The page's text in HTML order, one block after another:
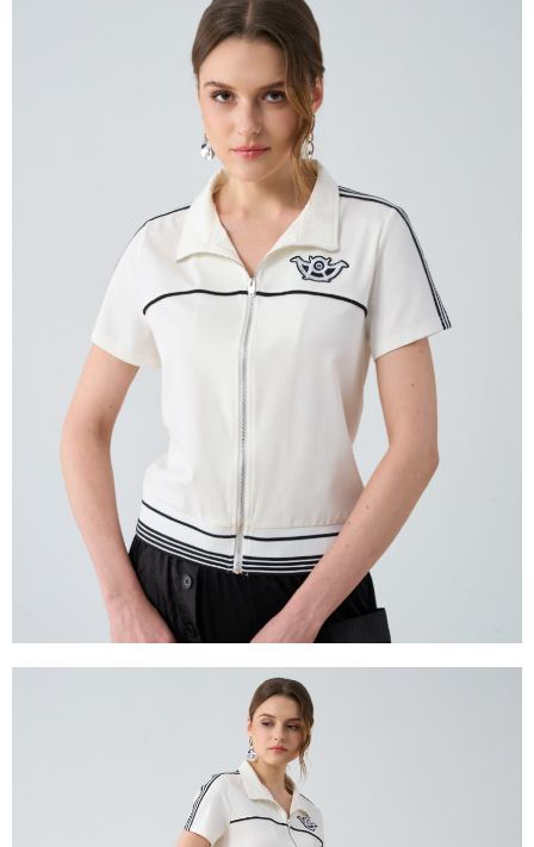
1.分期款項不併入電信帳單，「大哥付你分期」於每月結算日後寄送繳費提
2.透過簡訊連結打開帳單後，可選擇「超商條碼／台灣大直營門市／銀行轉
帳／街口支付／iPASS MONEY」等通路繳費。
1.本服務係由「台灣大哥大股份有限公司」（以下簡稱本公司）所提供，讓
用戶於交易時，得透過本服務購買商品或服務，並由商店將買賣／分期付款
買賣價金債權讓與本公司後，依約使用本公司帳單繳交帳款。
2.基於同意付款使用「大哥付你分期」之契約關係目的，商店將以您的個人
資料（包含姓名、電話或地址）提供予台灣大哥大進項蒐集、處理及利用，
由本公司與您本人進行分期帳單所需資料之確認、核對及更正。
3.完整用戶服務條款，請詳閱以下連結：https://oppay.tw/userRule
３．安心：先確認商品／服務後，再付款。
【「AFTEE先享後付」結帳流程】
１．於結帳方式選擇「AFTEE先享後付」後，將跳轉至「AFTEE先享後付」
結帳頁面，進行簡訊認證並確認金額後，即可完成結帳。
２．訂單成立數日內，您將收到繳費通知簡訊。
３．收到繳費通知簡訊後14天內，點擊此簡訊中的連結，可透過四大超商／
ATM／網路銀行／等多元方式進行付款，方視為交易完成。
※ 請注意：結帳手續完成當下不需立刻繳費，但若您需要取消訂單，請聯絡
購買商品的店家。未經商家同意取消之訂單仍視為有效，需透過AFTEE先享
後付繳納相關費用。
※ 交易是否成功請以「AFTEE先享後付 」之結帳頁面顯示為準，若有關於
是否繳費成功／繳費後需取消欲退款等相關疑問，請聯繫「AFTEE先享後付
客戶支援中心」
https://netprotections.freshdesk.com/support/home
【注意事項】
１．透過由恩沛科技股份有限公司提供之「AFTEE先享後付」服務完成之交
易，需依本服務之必要範圍內提供個人資料，並將交易相關給付款項請求債
權轉讓予恩沛科技股份有限公司。
２．關於個人資料處理事宜，請瀏覽以下網址：
https://aftee.tw/terms/#terms3
３．未成年的使用者請事先徵得法定代理人或監護人之同意方可使用
「AFTEE先享後付」，若未經同意申辦者引起之損失，本公司不負相關責
４．使用「AFTEE先享後付」時，將依據個別帳號之用戶狀況，依本公司即
時審查核予不同之上限額度；若仍有額度不足之情形，本公司將視審查結果
請求用戶進行身份認證。
５．嚴禁一人註冊多個帳號或使用他人資訊註冊。若發現惡意使用之情形，
恩沛科技股份有限公司將有權停止該用戶之使用額度並採取法律行動。
每筆NT$120，滿NT$2,000(含以上)免運費
每筆NT$120，滿NT$2,000(含以上)免運費
每筆NT$120，滿NT$2,000(含以上)免運費